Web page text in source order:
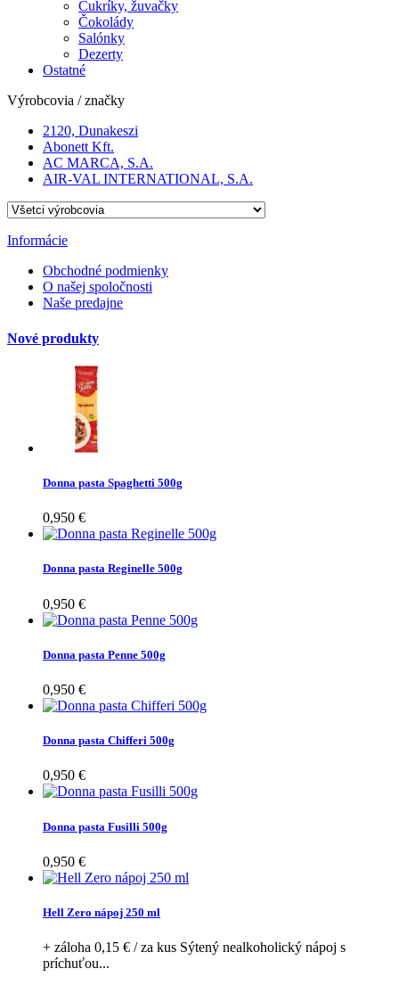
Cukríky, žuvačky
Čokolády
Salónky
Dezerty
Ostatné
Výrobcovia / značky
2120, Dunakeszi
Abonett Kft.
AC MARCA, S.A.
AIR-VAL INTERNATIONAL, S.A.
Informácie
Obchodné podmienky
O našej spoločnosti
Naše predajne
Nové produkty
Donna pasta Spaghetti 500g
0,950 €
Donna pasta Reginelle 500g
0,950 €
Donna pasta Penne 500g
0,950 €
Donna pasta Chifferi 500g
0,950 €
Donna pasta Fusilli 500g
0,950 €
Hell Zero nápoj 250 ml
+ záloha 0,15 € / za kus Sýtený nealkoholický nápoj s
príchuťou...